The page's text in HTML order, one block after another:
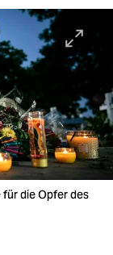
die Opfer des